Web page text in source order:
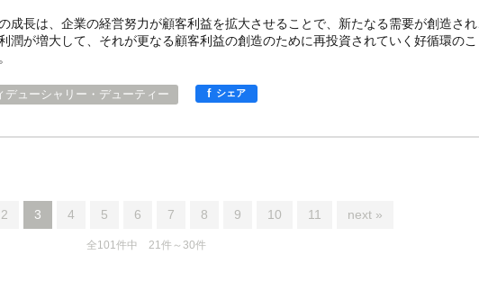
成長は、企業の経営努力が顧客利益を拡大させることで、新たなる需要が創造さ
潤が増大して、それが更なる顧客利益の創造のために再投資されていく好循環の
デューシャリー・デューティー f シェア
2 3 4 5 6 7 8 9 10 11 next »
全101件中 21件～30件